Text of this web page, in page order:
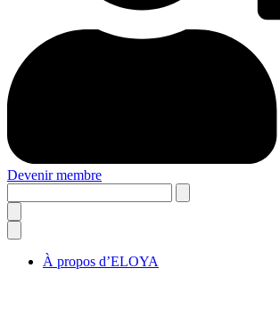
Devenir membre
this
site
À propos d’ELOYA